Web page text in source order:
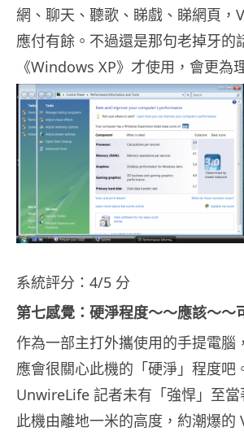
網、聊天、聽歌、睇戲、睇網頁，
應付有餘。不過還是那句老掉牙的
《Windows XP》才使用，會更為
系統評分：4/5 分
第七感覺：硬淨程度～～應該～～
作為一部主打外攜使用的手提電腦
應會很關心此機的「硬淨」程度吧
UnwireLife 記者未有「強悍」至
此機由離地一米的高度，約潮爆的